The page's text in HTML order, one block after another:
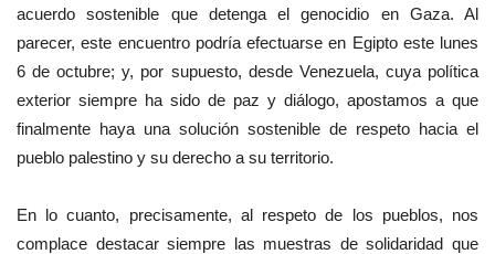
acuerdo sostenible que detenga el genocidio en Gaza. Al
parecer, este encuentro podría efectuarse en Egipto este lunes
6 de octubre; y, por supuesto, desde Venezuela, cuya política
exterior siempre ha sido de paz y diálogo, apostamos a que
finalmente haya una solución sostenible de respeto hacia el
pueblo palestino y su derecho a su territorio.
En lo cuanto, precisamente, al respeto de los pueblos, nos
complace destacar siempre las muestras de solidaridad que